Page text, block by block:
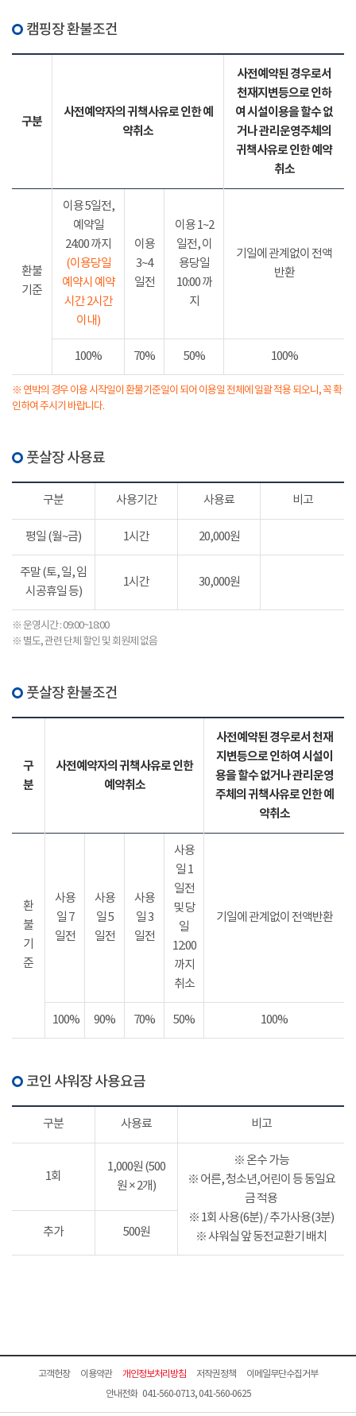
캠핑장 환불조건
구분
사전예약자의 귀책사유로 인한 예
약취소
사전예약된 경우로서
천재지변등으로 인하
여 시설이용을 할수 없
거나 관리운영주체의
귀책사유로 인한 예약
취소
환불
기준
이용 5일전,
예약일
24:00 까지
(이용당일
예약시 예약
시간 2시간
이내)
이용
3~4
일전
이용 1~2
일전, 이
용당일
10:00 까
지
기일에 관계없이 전액
반환
100% 70% 50% 100%
※ 연박의 경우 이용 시작일이 환불기준일이 되어 이용일 전체에 일괄 적용 되오니, 꼭 확
인하여 주시기 바랍니다.
풋살장 사용료
구분 사용기간 사용료 비고
평일 (월~금) 1시간 20,000원
주말 (토, 일, 임
시공휴일 등)
1시간 30,000원
※ 운영시간 : 09:00~18:00
※ 별도, 관련 단체 할인 및 회원제 없음
풋살장 환불조건
구
분
사전예약자의 귀책사유로 인한
예약취소
사전예약된 경우로서 천재
지변등으로 인하여 시설이
용을 할수 없거나 관리운영
주체의 귀책사유로 인한 예
약취소
환
불
기
준
사용
일 7
일전
사용
일 5
일전
사용
일 3
일전
사용
일 1
일전
및 당
일
12:00
까지
취소
기일에 관계없이 전액반환
100% 90% 70% 50% 100%
코인 샤워장 사용요금
구분 사용료 비고
1회
1,000원 (500
원 × 2개)
※ 온수 가능
※ 어른, 청소년,어린이 등 동일요
금 적용
※ 1회 사용(6분) / 추가사용(3분)
※ 샤워실 앞 동전교환기 배치
추가 500원
고객헌장 이용약관 개인정보처리방침 저작권정책
이메일무단수집거부
안내전화 041-560-0713, 041-560-0625